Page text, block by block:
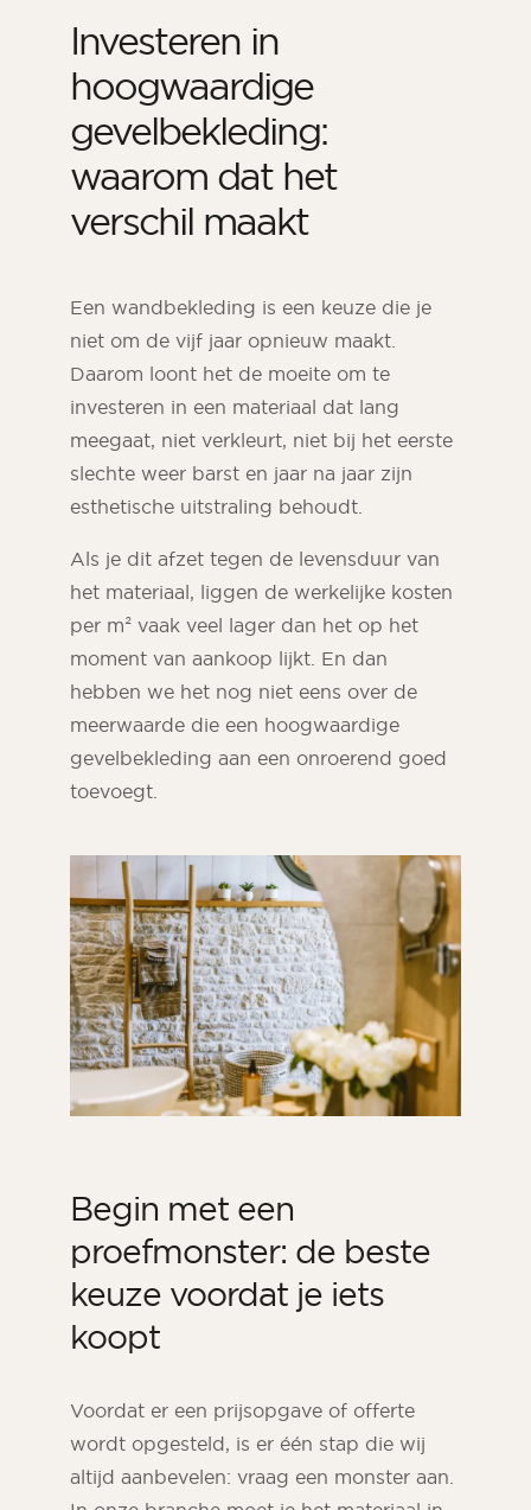
Investeren in
hoogwaardige
gevelbekleding:
waarom dat het
verschil maakt
Een wandbekleding is een keuze die je
niet om de vijf jaar opnieuw maakt.
Daarom loont het de moeite om te
investeren in een materiaal dat lang
meegaat, niet verkleurt, niet bij het eerste
slechte weer barst en jaar na jaar zijn
esthetische uitstraling behoudt.
Als je dit afzet tegen de levensduur van
het materiaal, liggen de werkelijke kosten
per m² vaak veel lager dan het op het
moment van aankoop lijkt. En dan
hebben we het nog niet eens over de
meerwaarde die een hoogwaardige
gevelbekleding aan een onroerend goed
toevoegt.
Begin met een
proefmonster: de beste
keuze voordat je iets
koopt
Voordat er een prijsopgave of offerte
wordt opgesteld, is er één stap die wij
altijd aanbevelen: vraag een monster aan.